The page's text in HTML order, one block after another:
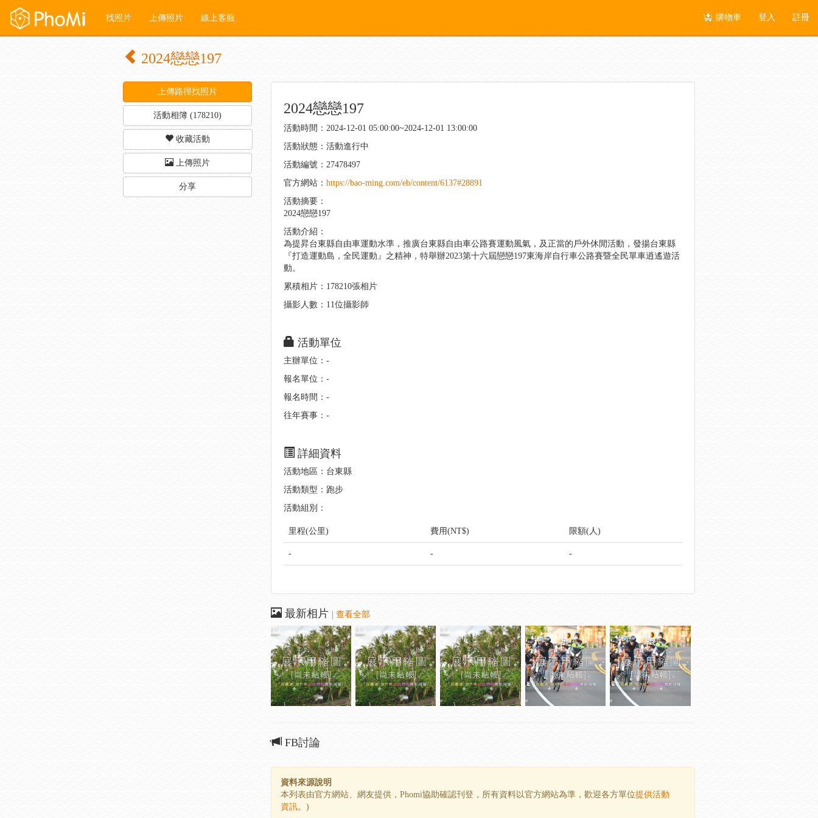
找照片 上傳照片 線上客服 購物車 登入 註冊
2024戀戀197
上傳路徑找照片
活動相簿 (178210)
收藏活動
上傳照片
分享
2024戀戀197
活動時間：2024-12-01 05:00:00~2024-12-01 13:00:00
活動狀態：活動進行中
活動編號：27478497
官方網站： https://bao-ming.com/eb/content/6137#28891
活動摘要：
2024戀戀197
活動介紹：
為提昇台東縣自由車運動水準，推廣台東縣自由車公路賽運動風氣，及正當的戶外休閒活動，發揚台東縣
『打造運動島，全民運動』之精神，特舉辦2023第十六屆戀戀197東海岸自行車公路賽暨全民單車逍遙遊活
動。
累積相片：178210張相片
攝影人數：11位攝影師
活動單位
主辦單位：-
報名單位：-
報名時間：-
往年賽事：-
詳細資料
活動地區：台東縣
活動類型：跑步
活動組別：
里程(公里) 費用(NT$) 限額(人)
- - -
最新相片 查看全部
FB討論
資料來源說明
本列表由官方網站、網友提供，Phomi協助確認刊登，所有資料以官方網站為準，歡迎各方單位提供活動
資訊。)